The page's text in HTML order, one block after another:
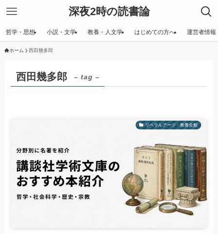
深夜2時の読書論
哲学・思想 小説・文学 教養・人文学 はじめての方へ 運営者情報
ホーム 西田幾多郎
西田幾多郎 – tag –
リベラルアーツ・教養全般